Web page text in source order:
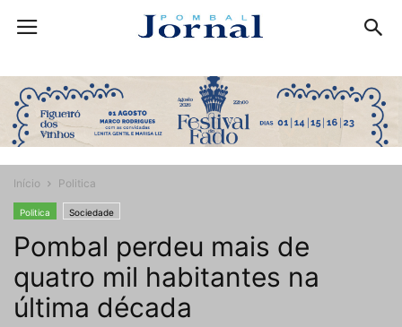
Início Politica
Politica Sociedade
Pombal perdeu mais de
quatro mil habitantes na
última década